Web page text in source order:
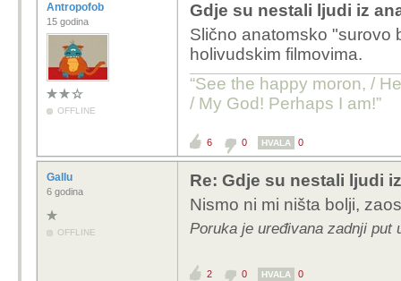
Antropofob
15 godina
OFFLINE
Gdje su nestali ljudi iz
Slično anatomsko "surovo
holivudskim filmovima.
“See the happy moron, /
/ My God! Perhaps I am!”
6 0 HVALA 0
Gallu
6 godina
OFFLINE
Re: Gdje su nestali ljudi
Nismo ni mi ništa bolji,
Poruka je uređivana zadnji put
2 0 HVALA 0